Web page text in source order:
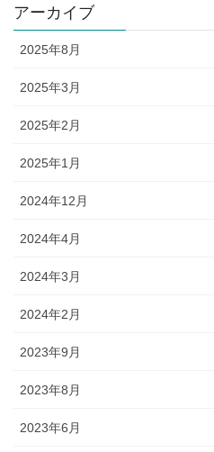
アーカイブ
2025年8月
2025年3月
2025年2月
2025年1月
2024年12月
2024年4月
2024年3月
2024年2月
2023年9月
2023年8月
2023年6月